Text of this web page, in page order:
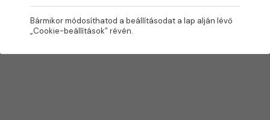
Bármikor módosíthatod a beállításodat a lap alján lévő
„Cookie-beállítások” révén.